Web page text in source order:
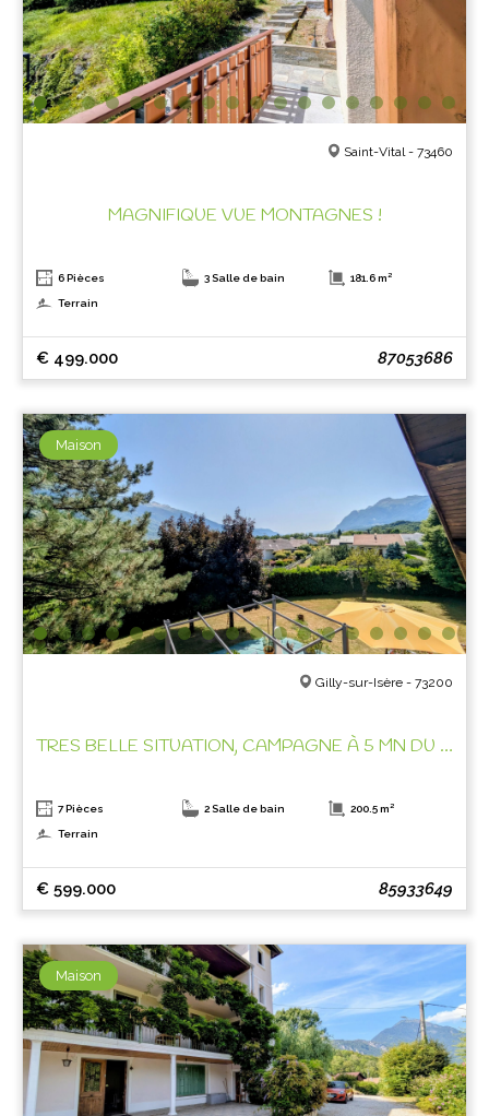
Saint-Vital - 73460
MAGNIFIQUE VUE MONTAGNES !
6 Pièces 3 Salle de bain 181.6 m²
Terrain
€ 499.000 87053686
Maison
Gilly-sur-Isère - 73200
TRES BELLE SITUATION, CAMPAGNE À 5 MN DU CENTRE VILLE !
7 Pièces 2 Salle de bain 200.5 m²
Terrain
€ 599.000 85933649
Maison